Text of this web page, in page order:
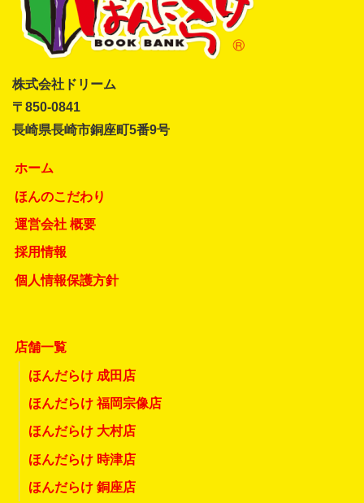
株式会社ドリーム
〒850-0841
長崎県長崎市銅座町5番9号
ホーム
ほんのこだわり
運営会社 概要
採用情報
個人情報保護方針
店舗一覧
ほんだらけ 成田店
ほんだらけ 福岡宗像店
ほんだらけ 大村店
ほんだらけ 時津店
ほんだらけ 銅座店